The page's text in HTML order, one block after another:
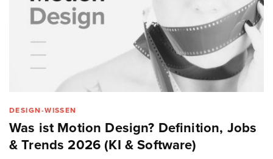
DESIGN-WISSEN
Was ist Motion Design? Definition, Jobs
& Trends 2026 (KI & Software)